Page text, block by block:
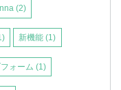
(2)
新機能(1)
ォーム (1)